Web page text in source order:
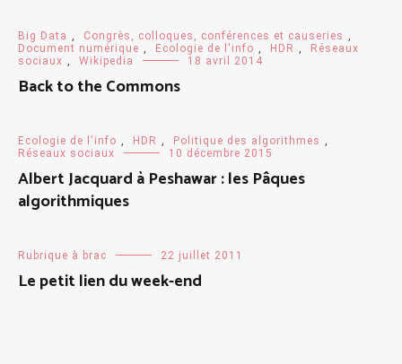
Big Data , Congrès, colloques, conférences et causeries ,
Document numérique , Ecologie de l'info , HDR ,
Réseaux
sociaux , Wikipedia 18 avril 2014
Back to the Commons
Ecologie de l'info , HDR , Politique des algorithmes ,
Réseaux sociaux
10 décembre 2015
Albert Jacquard à Peshawar : les Pâques
algorithmiques
Rubrique à brac 22 juillet 2011
Le petit lien du week-end